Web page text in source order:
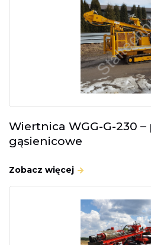
Wiertnica WGG-G-230
gąsienicowe
Zobacz więcej